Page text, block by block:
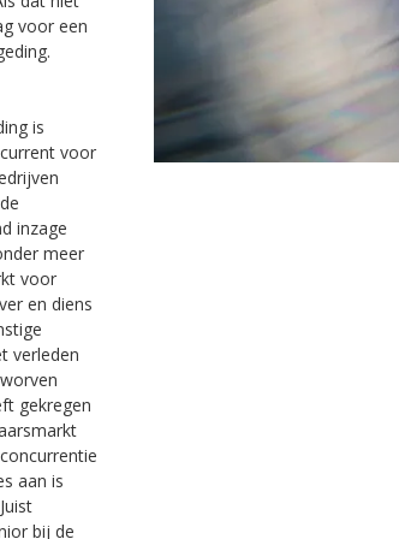
voor een
is
voor
inzage
meer
voor
en diens
verleden
gekregen
aan is
bij de